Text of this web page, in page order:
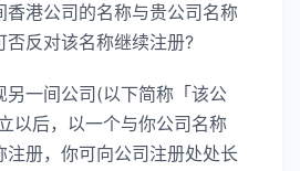
港公司的名称与贵公司名称
否反对该名称继续注册?
一间公司(以下简称「该公
以后，以一个与你公司名称
注册，你可向公司注册处处长